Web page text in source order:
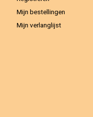
Mijn bestellingen
Mijn verlanglijst